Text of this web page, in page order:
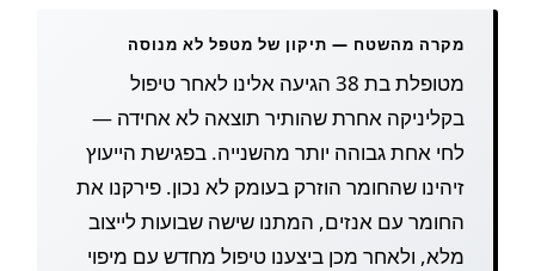
מקרה מהשטח — תיקון של מטפל לא מנוסה
מטופלת בת 38 הגיעה אלינו לאחר טיפול
בקליניקה אחרת שהותיר תוצאה לא אחידה —
לחי אחת גבוהה יותר מהשנייה. בפגישת הייעוץ
זיהינו שהחומר הוזרק בעומק לא נכון. פירקנו את
החומר עם אנזים, המתנו שישה שבועות לייצוב
מלא, ולאחר מכן ביצענו טיפול מחדש עם מיפוי